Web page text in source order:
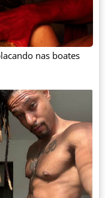
nas boates